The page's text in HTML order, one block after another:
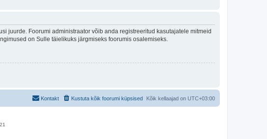
juurde. Foorumi administraator võib anda registreeritud kasutajatele mitmeid
on Sulle täielikuks järgmiseks foorumis osalemiseks.
Kõik kellaajad on UTC+03:00
Kustuta kõik foorumi küpsised
Kontakt